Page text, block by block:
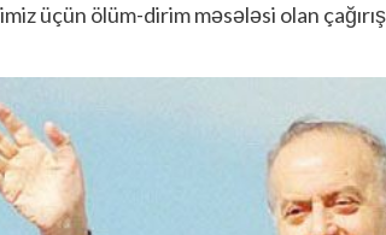
üçün ölüm-dirim məsələsi olan